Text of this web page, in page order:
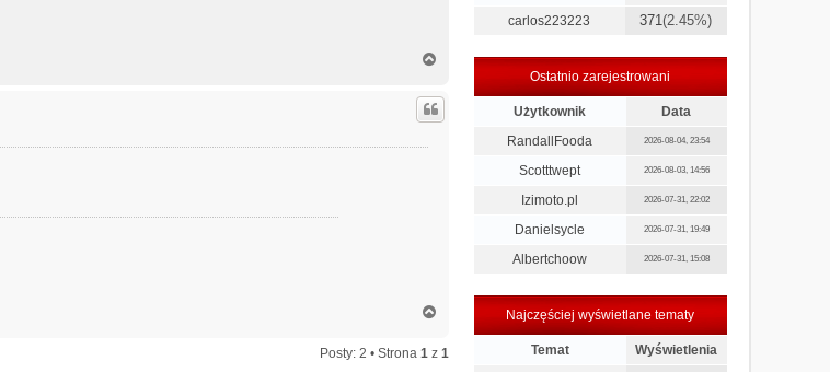
g
r
g
ó
Posty: 2 • Strona 1z 1
carlos223223 371(2.45%)
Ostatnio zarejestrowani
Użytkownik
Data
RandallFooda
2026-08-04, 23:54
Scotttwept 2026-08-03, 14:56
Izimoto.pl 2026-07-31, 22:02
Danielsycle 2026-07-31, 19:49
Albertchoow 2026-07-31, 15:08
Najczęściej wyświetlane tematy
Temat
Wyświetlenia